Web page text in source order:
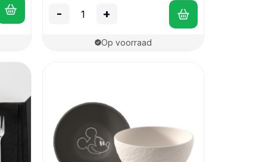
- +
Op voorraad